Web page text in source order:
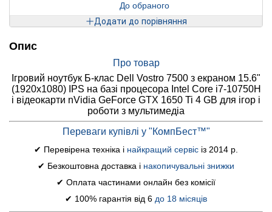
До обраного
Додати до порівняння
Опис
Про товар
Ігровий ноутбук Б-клас Dell Vostro 7500 з екраном 15.6"
(1920x1080) IPS на базі процесора Intel Core i7-10750H
і відеокарти nVidia GeForce GTX 1650 Ti 4 GB для ігор і
роботи з мультимедіа
Переваги купівлі у "КомпБест™"
✔ Перевірена техніка і найкращий сервіс із 2014 р.
✔ Безкоштовна доставка і накопичувальні знижки
✔ Оплата частинами онлайн без комісії
✔ 100% гарантія від 6 до 18 місяців